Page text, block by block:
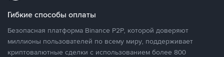
Гибкие способы оплаты
Безопасная платформа Binance P2P, которой доверяют
миллионы пользователей по всему миру, поддерживает
криптовалютные сделки с использованием более 800